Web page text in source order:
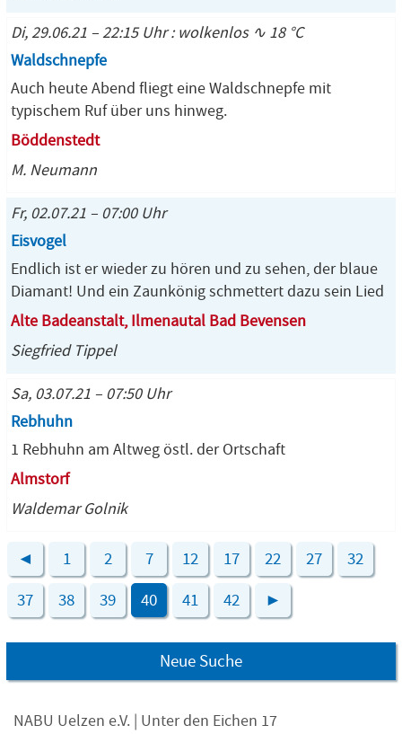
Di, 29.06.21 – 22:15 Uhr : wolkenlos ∿ 18 °C
Waldschnepfe
Auch heute Abend fliegt eine Waldschnepfe mit
typischem Ruf über uns hinweg.
Böddenstedt
M. Neumann
Fr, 02.07.21 – 07:00 Uhr
Eisvogel
Endlich ist er wieder zu hören und zu sehen, der blaue
Diamant! Und ein Zaunkönig schmettert dazu sein Lied
Alte Badeanstalt, Ilmenautal Bad Bevensen
Siegfried Tippel
Sa, 03.07.21 – 07:50 Uhr
Rebhuhn
1 Rebhuhn am Altweg östl. der Ortschaft
Almstorf
Waldemar Golnik
◄ 1 2 7 12 17 22 27 32
37 38 39 40 41 42 ►
Neue Suche
NABU Uelzen e.V. | Unter den Eichen 17